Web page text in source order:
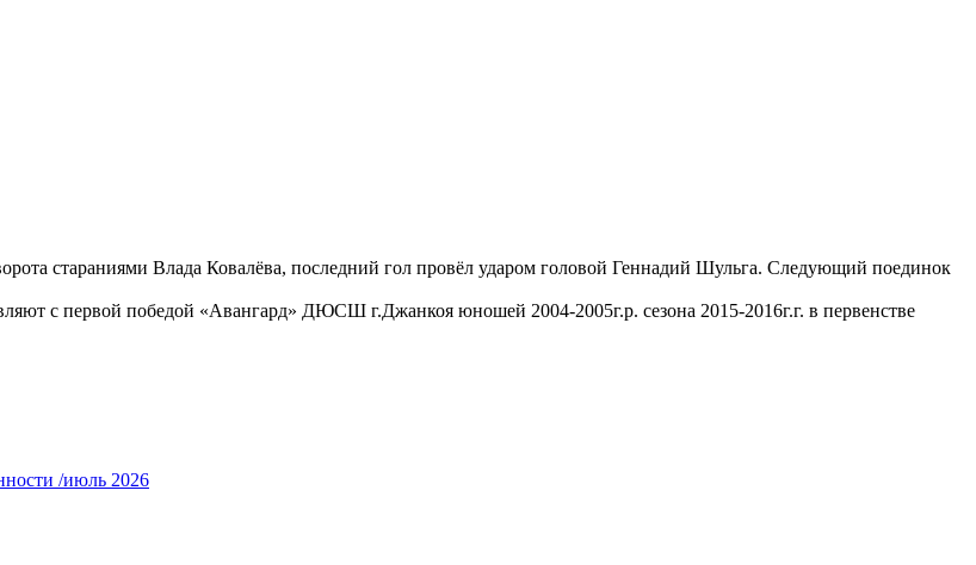
стараниями Влада Ковалёва, последний гол провёл ударом головой Геннадий Шульга. Следующий поединок
с первой победой «Авангард» ДЮСШ г.Джанкоя юношей 2004-2005г.р. сезона 2015-2016г.г. в первенстве
/июль 2026